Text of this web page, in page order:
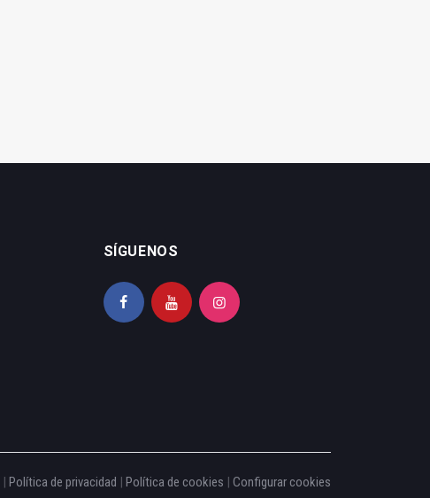
SÍGUENOS
| Política de privacidad | Política de cookies | Configurar cookies